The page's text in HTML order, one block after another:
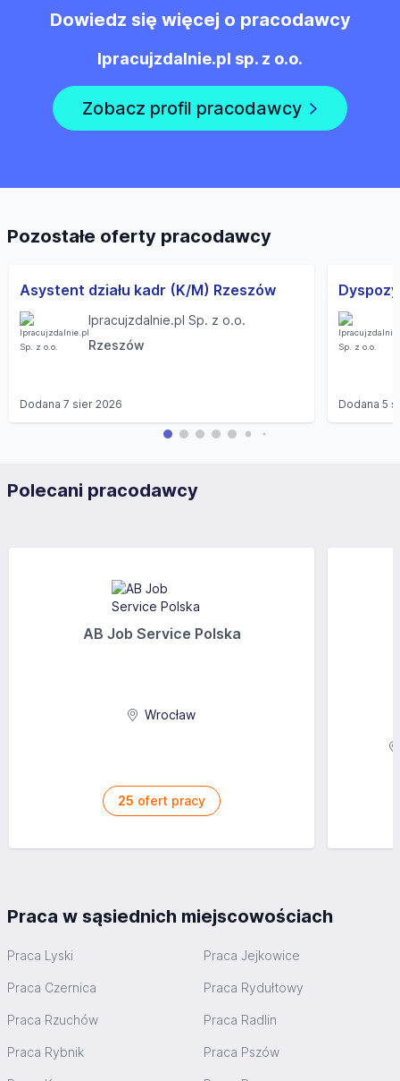
Dowiedz się więcej o pracodawcy
Ipracujzdalnie.pl sp. z o.o.
Zobacz profil pracodawcy
Pozostałe oferty pracodawcy
Asystent działu kadr (K/M) Rzeszów
Ipracujzdalnie.pl Sp. z o.o.
Rzeszów
Dodana 7 sier 2026 Dodana5
Polecani pracodawcy
AB Job Service Polska
Wrocław
25 ofert pracy
Praca w sąsiednich miejscowościach
Praca Lyski Praca Jejkowice
Praca Czernica Praca Rydułtowy
Praca Rzuchów Praca Radlin
Praca Rybnik Praca Pszów